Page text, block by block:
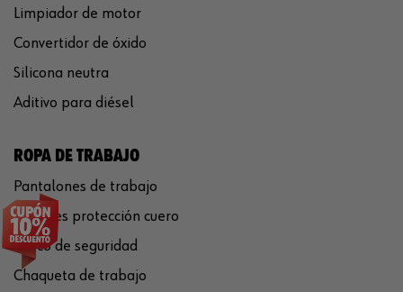
Limpiador de motor
Convertidor de óxido
Silicona neutra
Aditivo para diésel
ROPA DE TRABAJO
Pantalones de trabajo
Guantes protección cuero
Casco de seguridad
Chaqueta de trabajo